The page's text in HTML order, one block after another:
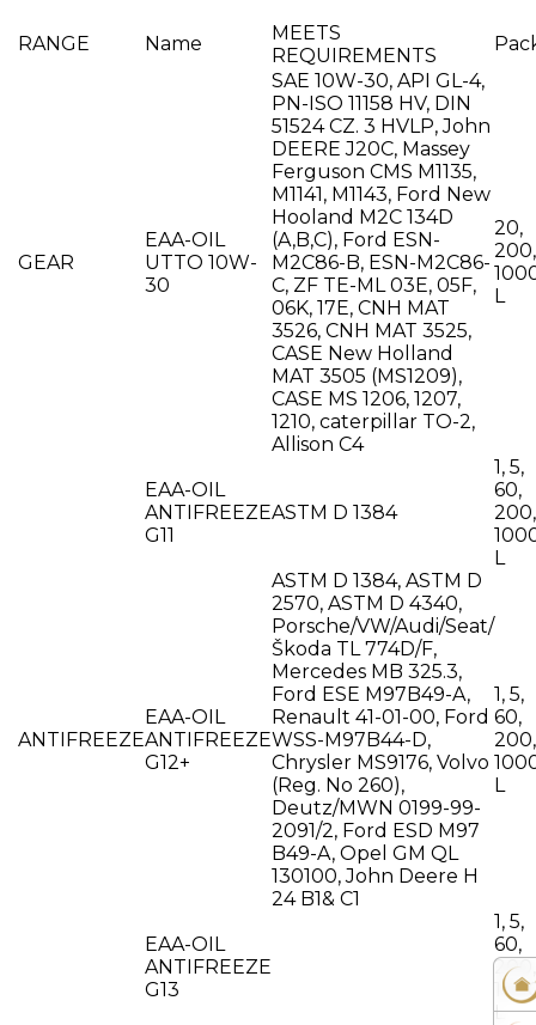
RANGE Name
MEETS
REQUIREMENTS
GEAR
EAA-OIL
UTTO 10W-
30
SAE 10W-30, API GL-4,
PN-ISO 11158 HV, DIN
51524 CZ. 3 HVLP, John
DEERE J20C, Massey
Ferguson CMS M1135,
M1141, M1143, Ford New
Hooland M2C 134D
(A,B,C), Ford ESN-
M2C86-B, ESN-M2C86-
C, ZF TE-ML 03E, 05F,
06K, 17E, CNH MAT
3526, CNH MAT 3525,
CASE New Holland
MAT 3505 (MS1209),
CASE MS 1206, 1207,
1210, caterpillar TO-2,
Allison C4
20,
200,
L
ANTIFREEZE
EAA-OIL
ANTIFREEZE
G11
ASTM D 1384
1, 5,
60,
200,
L
EAA-OIL
ANTIFREEZE
G12+
ASTM D 1384, ASTM D
2570, ASTM D 4340,
Porsche/VW/Audi/Seat/
Škoda TL 774D/F,
Mercedes MB 325.3,
Ford ESE M97B49-A,
Renault 41-01-00, Ford
WSS-M97B44-D,
Chrysler MS9176, Volvo
(Reg. No 260),
Deutz/MWN 0199-99-
2091/2, Ford ESD M97
B49-A, Opel GM QL
130100, John Deere H
24 B1& C1
1, 5,
60,
200,
L
EAA-OIL
ANTIFREEZE
G13
1, 5,
60,
200,
L